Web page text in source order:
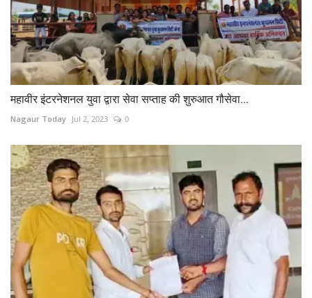
महावीर इंटरनेशनल युवा द्वारा सेवा सप्ताह की शुरुआत गौसेवा...
Nagaur Today Jul 2, 2023 0